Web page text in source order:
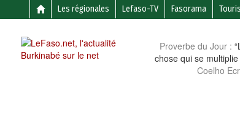
Les régionales Lefaso-TV Fasorama
Proverbe du Jour :
chose qui se
Coelho